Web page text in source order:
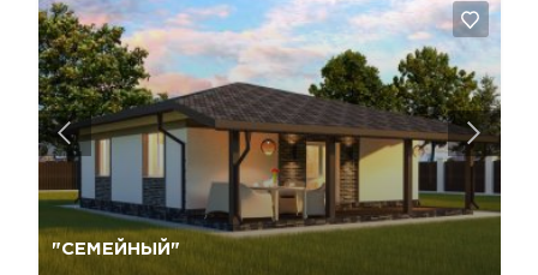
"СЕМЕЙНЫЙ"
Да, удалить Отмена